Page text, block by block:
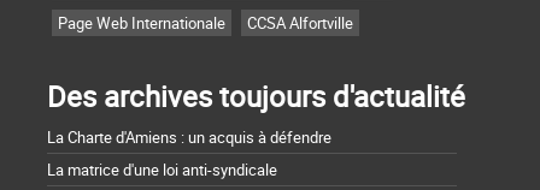
Page Web Internationale
CCSA Alfortville
Des archives toujours d'actualité
La Charte d'Amiens : un acquis à défendre
La matrice d'une loi anti-syndicale